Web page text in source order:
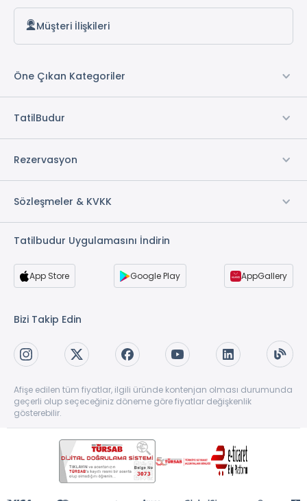
Müşteri İlişkileri
Öne Çıkan Kategoriler
TatilBudur
Rezervasyon
Sözleşmeler & KVKK
Tatilbudur Uygulamasını İndirin
App Store Google Play AppGallery
Bizi Takip Edin
Afişe edilen tüm fiyatlar, ilgili üründe kontenjan olması durumunda
geçerli olup seçeceğiniz döneme göre fiyatlar değişkenlik
gösterebilir.